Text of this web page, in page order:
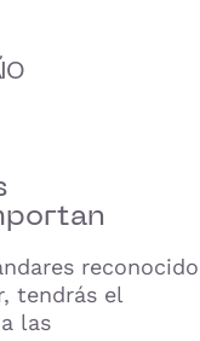
tendrás el
las